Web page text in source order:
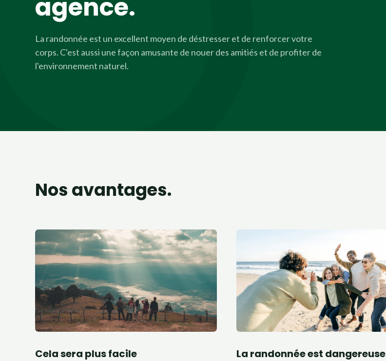
agence.
La randonnée est un excellent moyen de déstresser et de renforcer votre
corps. C'est aussi une façon amusante de nouer des amitiés et de profiter de
l'environnement naturel.
Nos avantages.
Cela sera plus facile La randonnée est dangereuse